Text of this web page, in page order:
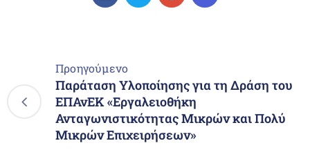
Προηγούμενο
Παράταση Υλοποίησης για τη Δράση του
ΕΠΑνΕΚ «Εργαλειοθήκη
Ανταγωνιστικότητας Μικρών και Πολύ
Μικρών Επιχειρήσεων»